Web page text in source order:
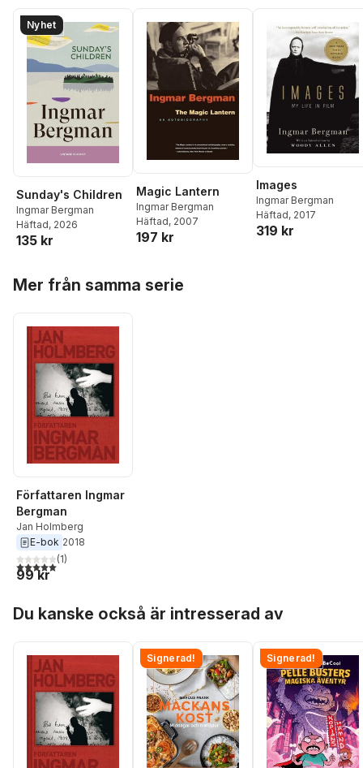
Nyhet
Sunday's Children
Ingmar Bergman
Häftad, 2026
135 kr
Magic Lantern
Ingmar Bergman
Häftad, 2007
197 kr
Images
Ingmar Bergman
Häftad, 2017
319 kr
Mer från samma serie
Författaren Ingmar
Bergman
Jan Holmberg
E-bok 2018
5,0utav 5 stjärnor. Totalt antal röster:
(1)
99 kr
Du kanske också är intresserad av
Signerad! Signerad!